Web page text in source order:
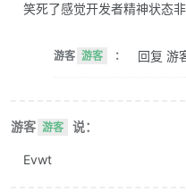
笑死了感觉开发者精神状态
游客 游客 ： 回复 游
游客 游客 说：
Evwt